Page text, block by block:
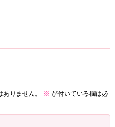
りません。 ※ が付いている欄は必